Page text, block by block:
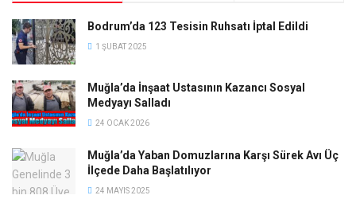
Bodrum’da 123 Tesisin Ruhsatı İptal Edildi
1 ŞUBAT 2025
Muğla’da İnşaat Ustasının Kazancı Sosyal
Medyayı Salladı
24 OCAK 2026
Muğla’da Yaban Domuzlarına Karşı Sürek Avı Üç
İlçede Daha Başlatılıyor
24 MAYIS 2025